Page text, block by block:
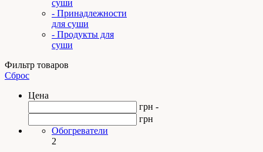
суши
- Принадлежности
для суши
- Продукты для
суши
Фильтр товаров
Сброс
Цена
грн -
грн
Обогреватели
2